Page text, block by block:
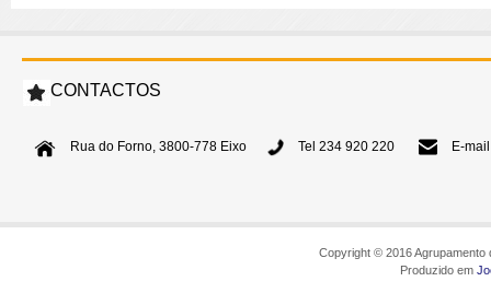
CONTACTOS
Rua do Forno, 3800-778 Eixo Tel 234 920 220 E-
Copyright © 2016
Produzido em